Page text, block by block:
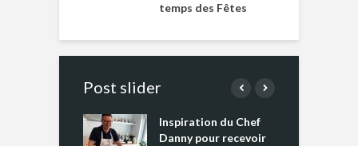
temps des Fêtes
Post slider
Inspiration du Chef
Danny pour recevoir